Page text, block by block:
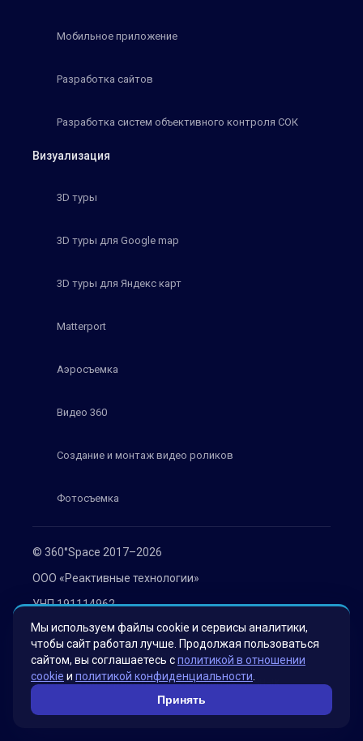
© 360°Space 2017–2026
ООО «Реактивные технологии»
УНП 191114962
г. Минск, ул. Мележа 1, офис 402
Политика конфиденциальности
Согласие на обработку персональных данных
Мобильное приложение
Разработка сайтов
Разработка систем объективного контроля СОК
Визуализация
3D туры
3D туры для Google map
3D туры для Яндекс карт
Matterport
Аэросъемка
Видео 360
Создание и монтаж видео роликов
Фотосъемка
Мы используем файлы cookie и сервисы аналитики,
чтобы сайт работал лучше. Продолжая пользоваться
сайтом, вы соглашаетесь сполитикой в отношении
cookie и политикой конфиденциальности
Принять